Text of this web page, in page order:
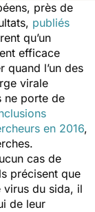
près de
publiés
qu’un
efficace
quand l’un des
virale
ne porte de
en 2016,
cas de
précisent que
du sida, il
de leur